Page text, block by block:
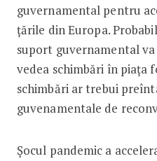
guvernamental pentru
țările din Europa.
suport guvernamental
vedea schimbări în piața
schimbări ar trebui
guvenamentale de
Șocul pandemic a